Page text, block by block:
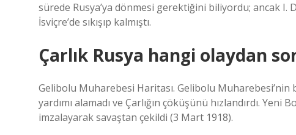
sürede Rusya’ya dönmesi gerektiğini biliyordu; ancak I.
İsviçre’de sıkışıp kalmıştı.
Çarlık Rusya hangi olaydan
Gelibolu Muharebesi Haritası. Gelibolu Muharebesi’nin
yardımı alamadı ve Çarlığın çöküşünü hızlandırdı.
imzalayarak savaştan çekildi (3 Mart 1918).